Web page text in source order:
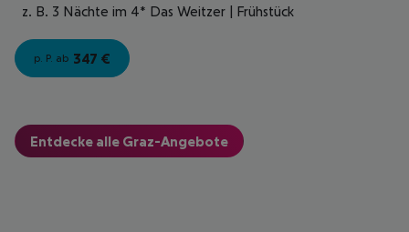
z. B. 3 Nächte im 4* Das Weitzer | Frühstück
p. P. ab 347 €
Entdecke alle Graz-Angebote